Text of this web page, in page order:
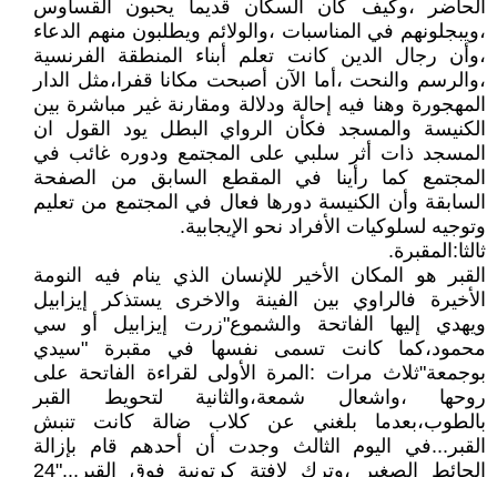
الحاضر ،وكيف كان السكان قديما يحبون القساوس
،ويبجلونهم في المناسبات ،والولائم ويطلبون منهم الدعاء
،وأن رجال الدين كانت تعلم أبناء المنطقة الفرنسية
،والرسم والنحت ،أما الآن أصبحت مكانا قفرا،مثل الدار
المهجورة وهنا فيه إحالة ودلالة ومقارنة غير مباشرة بين
الكنيسة والمسجد فكأن الرواي البطل يود القول ان
المسجد ذات أثر سلبي على المجتمع ودوره غائب في
المجتمع كما رأينا في المقطع السابق من الصفحة
السابقة وأن الكنيسة دورها فعال في المجتمع من تعليم
وتوجيه لسلوكيات الأفراد نحو الإيجابية.
ثالثا:المقبرة.
القبر هو المكان الأخير للإنسان الذي ينام فيه النومة
الأخيرة فالراوي بين الفينة والاخرى يستذكر إيزابيل
ويهدي إليها الفاتحة والشموع"زرت إيزابيل أو سي
محمود،كما كانت تسمى نفسها في مقبرة "سيدي
بوجمعة"ثلاث مرات :المرة الأولى لقراءة الفاتحة على
روحها ،واشعال شمعة،والثانية لتحويط القبر
بالطوب،بعدما بلغني عن كلاب ضالة كانت تنبش
القبر...في اليوم الثالث وجدت أن أحدهم قام بإزالة
الحائط الصغير ،وترك لافتة كرتونية فوق القبر..."24